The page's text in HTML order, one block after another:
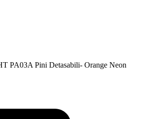
PA03A Pini Detasabili- Orange Neon